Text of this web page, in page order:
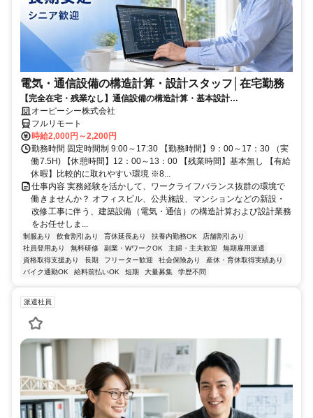
電気・通信設備の構造計算・設計スタッフ│在宅勤務
【完全在宅・残業なし】通信設備の構造計算・基本設計
（Revit/AutoCAD）★時給2,000円〜／交通費全額支給／基本残業なし
★
オーピーシー株式会社
フルリモート
時給2,000円～2,200円
勤務時間 固定時間制 9:00～17:30 【勤務時間】9：00～17：30 （実
働7.5H) 【休憩時間】12：00～13：00 【残業時間】基本無し 【有給
休暇】比較的に取れやすい環境 ※8...
仕事内容 実務経験を活かして、ワークライフバランス抜群の環境で
働きませんか？ オフィスビル、公共施設、マンションなどの新設・
改修工事に伴う、建築設備（電気・通信）の構造計算および設計業務
をお任せしま...
制服あり 飲食割引あり 育休延長あり 扶養内勤務OK
店舗割引あり
社員登用あり
無料研修 副業・WワークOK 主婦・主夫歓迎
無期雇用派遣
資格取得支援あり
長期 フリーター歓迎 社会保険あり
産休・育休取得実績あり
バイク通勤OK
給料前払いOK 短期 大量募集 学歴不問
派遣社員